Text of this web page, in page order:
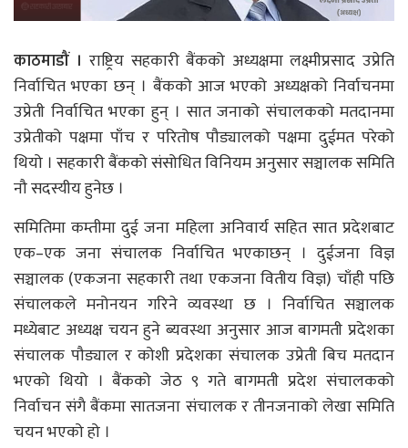
काठमाडौं । राष्ट्रिय सहकारी बैंकको अध्यक्षमा लक्ष्मीप्रसाद उप्रेति
निर्वाचित भएका छन् । बैंकको आज भएको अध्यक्षको निर्वाचनमा
उप्रेती निर्वाचित भएका हुन् । सात जनाको संचालकको मतदानमा
उप्रेतीको पक्षमा पाँच र परितोष पौड्यालको पक्षमा दुईमत परेको
थियो । सहकारी बैंकको संसोधित विनियम अनुसार सञ्चालक समिति
नौ सदस्यीय हुनेछ ।
समितिमा कम्तीमा दुई जना महिला अनिवार्य सहित सात प्रदेशबाट
एक–एक जना संचालक निर्वाचित भएकाछन् । दुईजना विज्ञ
सञ्चालक (एकजना सहकारी तथा एकजना वितीय विज्ञ) चाँही पछि
संचालकले मनोनयन गरिने व्यवस्था छ । निर्वाचित सञ्चालक
मध्येबाट अध्यक्ष चयन हुने ब्यवस्था अनुसार आज बागमती प्रदेशका
संचालक पौड्याल र कोशी प्रदेशका संचालक उप्रेती बिच मतदान
भएको थियो । बैंकको जेठ ९ गते बागमती प्रदेश संचालकको
निर्वाचन संगै बैंकमा सातजना संचालक र तीनजनाको लेखा समिति
चयन भएको हो ।